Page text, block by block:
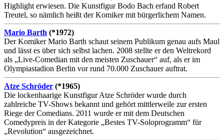
Highlight erwiesen. Die Kunstfigur Bodo Bach erfand Robert
Treutel, so nämlich heißt der Komiker mit bürgerlichem Namen.
Mario Barth (*1972)
Der Komiker Mario Barth schaut seinem Publikum genau aufs Maul
und lässt es über sich selbst lachen. 2008 stellte er den Weltrekord
als „Live-Comedian mit den meisten Zuschauer“ auf, als er im
Olympiastadion Berlin vor rund 70.000 Zuschauer auftrat.
Atze Schröder (*1965)
Die lockenhaarige Kunstfigur Atze Schröder wurde durch
zahlreiche TV-Shows bekannt und gehört mittlerweile zur ersten
Riege der Comedians. 2011 wurde er mit dem Deutschen
Comedypreis in der Kategorie „Bestes TV-Soloprogramm“ für
„Revolution“ ausgezeichnet.